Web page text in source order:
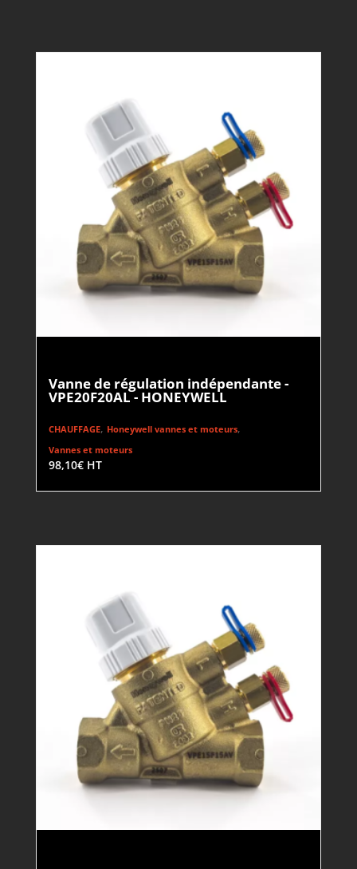
Vanne de régulation indépendante -
VPE20F20AL - HONEYWELL
CHAUFFAGE, Honeywell vannes et moteurs,
Vannes et moteurs
98,10€ HT